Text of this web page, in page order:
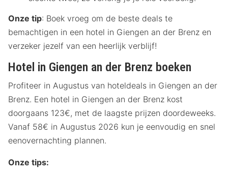
Onze tip: Boek vroeg om de beste deals te
bemachtigen in een hotel in Giengen an der Brenz en
verzeker jezelf van een heerlijk verblijf!
Hotel in Giengen an der Brenz boeken
Profiteer in Augustus van hoteldeals in Giengen an der
Brenz. Een hotel in Giengen an der Brenz kost
doorgaans 123€, met de laagste prijzen doordeweeks.
Vanaf 58€ in Augustus 2026 kun je eenvoudig en snel
eenovernachting plannen.
Onze tips: